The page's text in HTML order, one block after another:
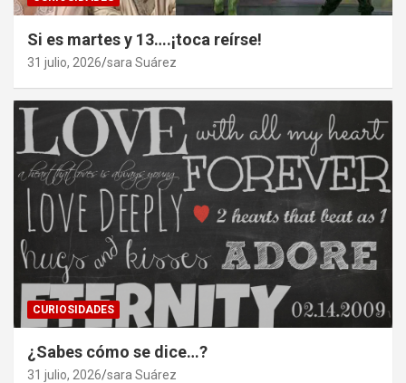
Si es martes y 13….¡toca reírse!
31 julio, 2026 sara Suárez
CURIOSIDADES
¿Sabes cómo se dice…?
31 julio, 2026 sara Suárez